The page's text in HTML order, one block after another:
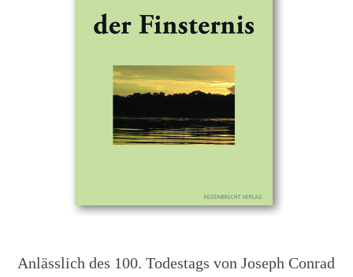
Anlässlich des 100. Todestags von Joseph Conrad